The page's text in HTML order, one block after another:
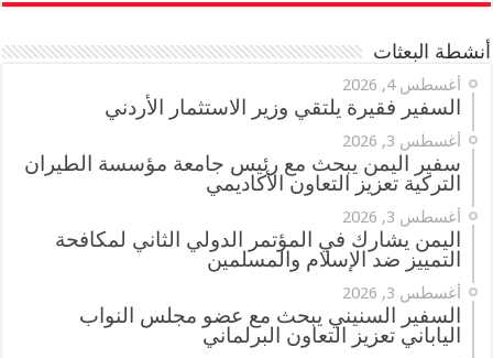
أنشطة البعثات
أغسطس 4, 2026
السفير فقيرة يلتقي وزير الاستثمار الأردني
أغسطس 3, 2026
سفير اليمن يبحث مع رئيس جامعة مؤسسة الطيران
التركية تعزيز التعاون الأكاديمي
أغسطس 3, 2026
اليمن يشارك في المؤتمر الدولي الثاني لمكافحة
التمييز ضد الإسلام والمسلمين
أغسطس 3, 2026
السفير السنيني يبحث مع عضو مجلس النواب
الياباني تعزيز التعاون البرلماني